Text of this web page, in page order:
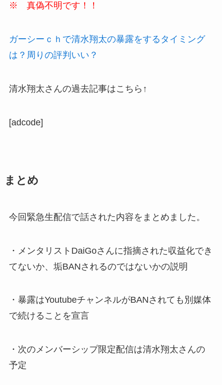
※ 真偽不明です！！
ガーシーｃｈで清水翔太の暴露をするタイミング
は？周りの評判いい？
清水翔太さんの過去記事はこちら↑
[adcode]
まとめ
今回緊急生配信で話された内容をまとめました。
・メンタリストDaiGoさんに指摘された収益化でき
てないか、垢BANされるのではないかの説明
・暴露はYoutubeチャンネルがBANされても別媒体
で続けることを宣言
・次のメンバーシップ限定配信は清水翔太さんの
予定